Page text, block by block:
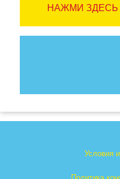
НАЖМИ ЗДЕСЬ
Условия